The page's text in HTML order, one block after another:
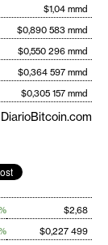
$1,04 mmd
$0,890 583 mmd
$0,550 296 mmd
$0,364 597 mmd
$0,305 157 mmd
DiarioBitcoin.com
$2,68
$0,227 499